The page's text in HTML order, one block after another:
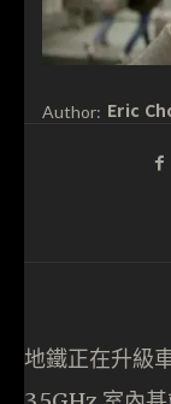
Author: Eric
地鐵正在升級